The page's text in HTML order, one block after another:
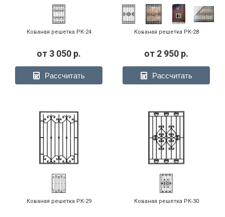
Кованая решетка РК-24
от 3 050 р.
Рассчитать
Кованая решетка РК-28
от 2 950 р.
Рассчитать
Кованая решетка РК-29 Кованая решетка РК-30